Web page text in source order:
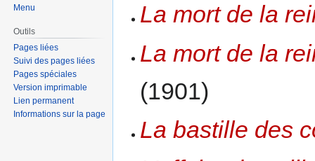
La mort de la
La mort de la
(1901)
La bastille des
Menu
Outils
Pages liées
Suivi des pages liées
Pages spéciales
Version imprimable
Lien permanent
Informations sur la page